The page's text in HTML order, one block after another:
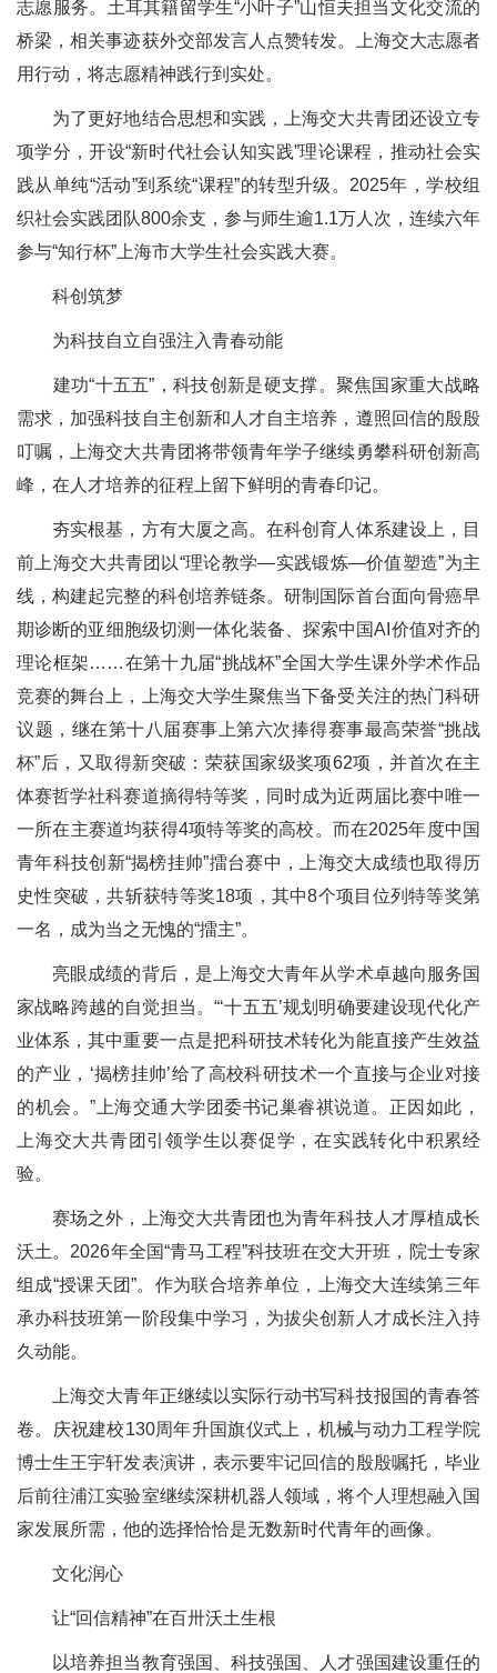
志愿服务。土耳其籍留学生“小叶子”山恒夫担当文化交流的
桥梁，相关事迹获外交部发言人点赞转发。上海交大志愿者
用行动，将志愿精神践行到实处。
为了更好地结合思想和实践，上海交大共青团还设立专
项学分，开设“新时代社会认知实践”理论课程，推动社会实
践从单纯“活动”到系统“课程”的转型升级。2025年，学校组
织社会实践团队800余支，参与师生逾1.1万人次，连续六年
参与“知行杯”上海市大学生社会实践大赛。
科创筑梦
为科技自立自强注入青春动能
建功“十五五”，科技创新是硬支撑。聚焦国家重大战略
需求，加强科技自主创新和人才自主培养，遵照回信的殷殷
叮嘱，上海交大共青团将带领青年学子继续勇攀科研创新高
峰，在人才培养的征程上留下鲜明的青春印记。
夯实根基，方有大厦之高。在科创育人体系建设上，目
前上海交大共青团以“理论教学—实践锻炼—价值塑造”为主
线，构建起完整的科创培养链条。研制国际首台面向骨癌早
期诊断的亚细胞级切测一体化装备、探索中国AI价值对齐的
理论框架……在第十九届“挑战杯”全国大学生课外学术作品
竞赛的舞台上，上海交大学生聚焦当下备受关注的热门科研
议题，继在第十八届赛事上第六次捧得赛事最高荣誉“挑战
杯”后，又取得新突破：荣获国家级奖项62项，并首次在主
体赛哲学社科赛道摘得特等奖，同时成为近两届比赛中唯一
一所在主赛道均获得4项特等奖的高校。而在2025年度中国
青年科技创新“揭榜挂帅”擂台赛中，上海交大成绩也取得历
史性突破，共斩获特等奖18项，其中8个项目位列特等奖第
一名，成为当之无愧的“擂主”。
亮眼成绩的背后，是上海交大青年从学术卓越向服务国
家战略跨越的自觉担当。“‘十五五’规划明确要建设现代化产
业体系，其中重要一点是把科研技术转化为能直接产生效益
的产业，‘揭榜挂帅’给了高校科研技术一个直接与企业对接
的机会。”上海交通大学团委书记巢睿祺说道。正因如此，
上海交大共青团引领学生以赛促学，在实践转化中积累经
验。
赛场之外，上海交大共青团也为青年科技人才厚植成长
沃土。2026年全国“青马工程”科技班在交大开班，院士专家
组成“授课天团”。作为联合培养单位，上海交大连续第三年
承办科技班第一阶段集中学习，为拔尖创新人才成长注入持
久动能。
上海交大青年正继续以实际行动书写科技报国的青春答
卷。庆祝建校130周年升国旗仪式上，机械与动力工程学院
博士生王宇轩发表演讲，表示要牢记回信的殷殷嘱托，毕业
后前往浦江实验室继续深耕机器人领域，将个人理想融入国
家发展所需，他的选择恰恰是无数新时代青年的画像。
文化润心
让“回信精神”在百卅沃土生根
以培养担当教育强国、科技强国、人才强国建设重任的